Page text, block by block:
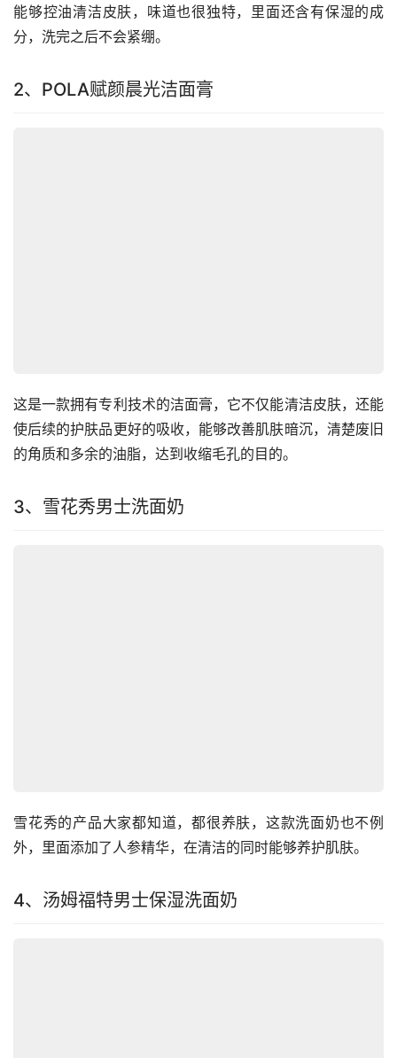
能够控油清洁皮肤，味道也很独特，里面还含有保湿的成
分，洗完之后不会紧绷。
2、POLA赋颜晨光洁面膏
这是一款拥有专利技术的洁面膏，它不仅能清洁皮肤，还能
使后续的护肤品更好的吸收，能够改善肌肤暗沉，清楚废旧
的角质和多余的油脂，达到收缩毛孔的目的。
3、雪花秀男士洗面奶
雪花秀的产品大家都知道，都很养肤，这款洗面奶也不例
外，里面添加了人参精华，在清洁的同时能够养护肌肤。
4、汤姆福特男士保湿洗面奶